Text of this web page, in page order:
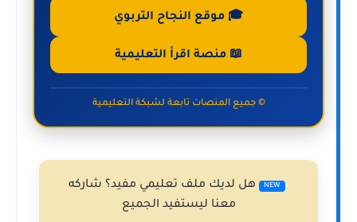
🎓 موقع النجاح التربوي
📖 منصة اقرأ التعليمية
© جميع المنصات تابعة لشبكة التعليمية
NEW
هل لديك ملف تعليمي مفيد؟ شاركه
معنا ليستفيد الجميع